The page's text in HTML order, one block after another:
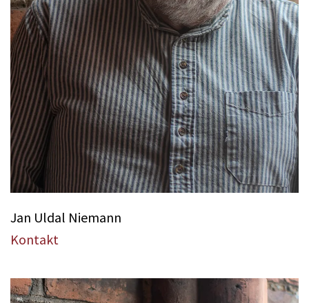
Jan Uldal Niemann
Kontakt